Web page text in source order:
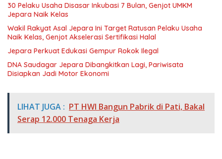
30 Pelaku Usaha Disasar Inkubasi 7 Bulan, Genjot UMKM
Jepara Naik Kelas
Wakil Rakyat Asal Jepara Ini Target Ratusan Pelaku Usaha
Naik Kelas, Genjot Akselerasi Sertifikasi Halal
Jepara Perkuat Edukasi Gempur Rokok Ilegal
DNA Saudagar Jepara Dibangkitkan Lagi, Pariwisata
Disiapkan Jadi Motor Ekonomi
LIHAT JUGA : PT HWI Bangun Pabrik di Pati, Bakal
Serap 12.000 Tenaga Kerja